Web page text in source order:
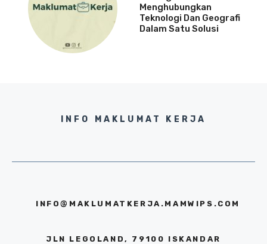
Menghubungkan
Teknologi Dan Geografi
Dalam Satu Solusi
INFO MAKLUMAT KERJA
INFO@MAKLUMATKERJA.MAMWIPS.COM
JLN LEGOLAND, 79100 ISKANDAR